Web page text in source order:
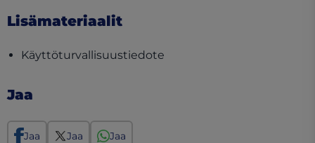
Lisämateriaalit
Käyttöturvallisuustiedote
Jaa
Jaa Jaa Jaa